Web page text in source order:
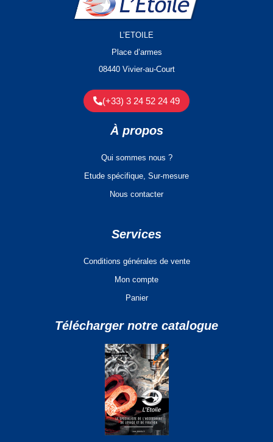
L’ETOILE
Place d’armes
08440 Vivier-au-Court
(+33) 3 24 52 24 49
À propos
Qui sommes nous ?
Etude spécifique, Sur-mesure
Nous contacter
Services
Conditions générales de vente
Mon compte
Panier
Télécharger notre catalogue